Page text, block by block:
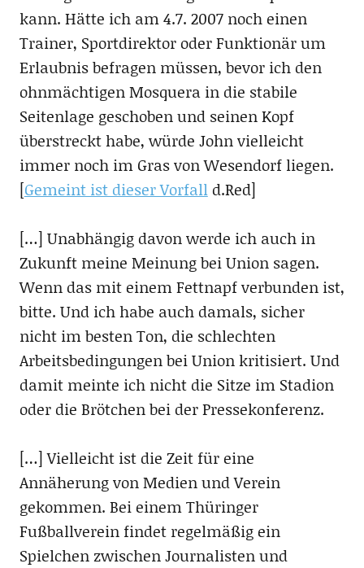
kann. Hätte ich am 4.7. 2007 noch einen
Trainer, Sportdirektor oder Funktionär um
Erlaubnis befragen müssen, bevor ich den
ohnmächtigen Mosquera in die stabile
Seitenlage geschoben und seinen Kopf
überstreckt habe, würde John vielleicht
immer noch im Gras von Wesendorf liegen.
[Gemeint ist dieser Vorfalld.Red]
[…] Unabhängig davon werde ich auch in
Zukunft meine Meinung bei Union sagen.
Wenn das mit einem Fettnapf verbunden ist,
bitte. Und ich habe auch damals, sicher
nicht im besten Ton, die schlechten
Arbeitsbedingungen bei Union kritisiert. Und
damit meinte ich nicht die Sitze im Stadion
oder die Brötchen bei der Pressekonferenz.
[…] Vielleicht ist die Zeit für eine
Annäherung von Medien und Verein
gekommen. Bei einem Thüringer
Fußballverein findet regelmäßig ein
Spielchen zwischen Journalisten und